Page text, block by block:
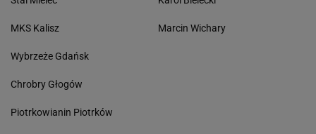
MKS Kalisz
Wybrzeże Gdańsk
Chrobry Głogów
Piotrkowianin Piotrków
Marcin Wichary